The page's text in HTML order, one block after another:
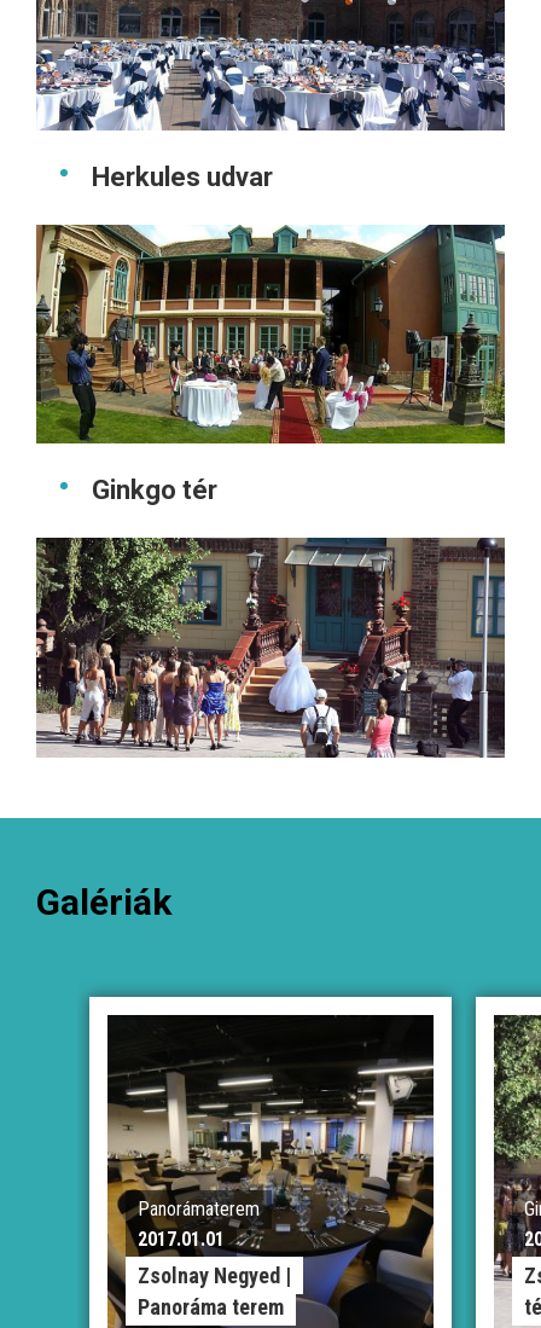
Herkules udvar
Ginkgo tér
Galériák
Panorámaterem
2017.01.01
Zsolnay Negyed |
Panoráma terem